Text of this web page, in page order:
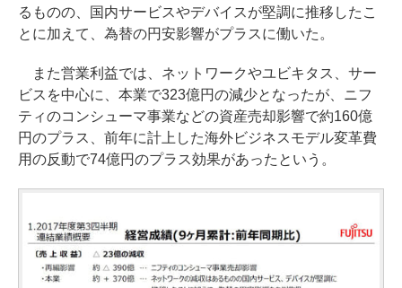
るものの、国内サービスやデバイスが堅調に推移したこ
とに加えて、為替の円安影響がプラスに働いた。
また営業利益では、ネットワークやユビキタス、サー
ビスを中心に、本業で323億円の減少となったが、ニフ
ティのコンシューマ事業などの資産売却影響で約160億
円のプラス、前年に計上した海外ビジネスモデル変革費
用の反動で74億円のプラス効果があったという。